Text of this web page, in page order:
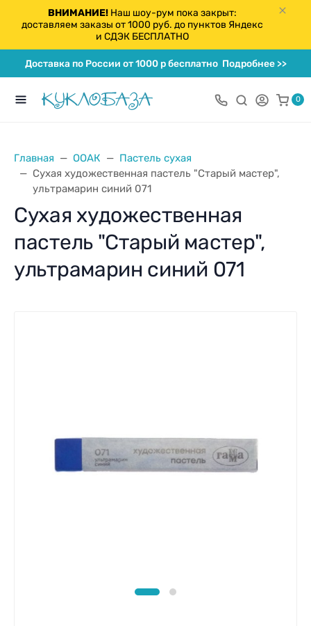
ВНИМАНИЕ!Наш шоу-рум пока закрыт:
доставляем заказы от 1000 руб. до пунктов Яндекс
и СДЭК БЕСПЛАТНО
Доставка по России от 1000 р бесплатноПодробнее >>
0
Главная ООАК
Пастель сухая
Сухая художественная пастель "Старый мастер",
ультрамарин синий 071
Сухая художественная
пастель "Старый мастер",
ультрамарин синий 071